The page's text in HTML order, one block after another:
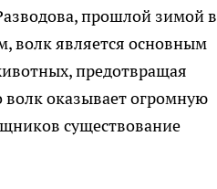
прошлой зимой в
волк является основным
предотвращая
волк оказывает огромную
существование